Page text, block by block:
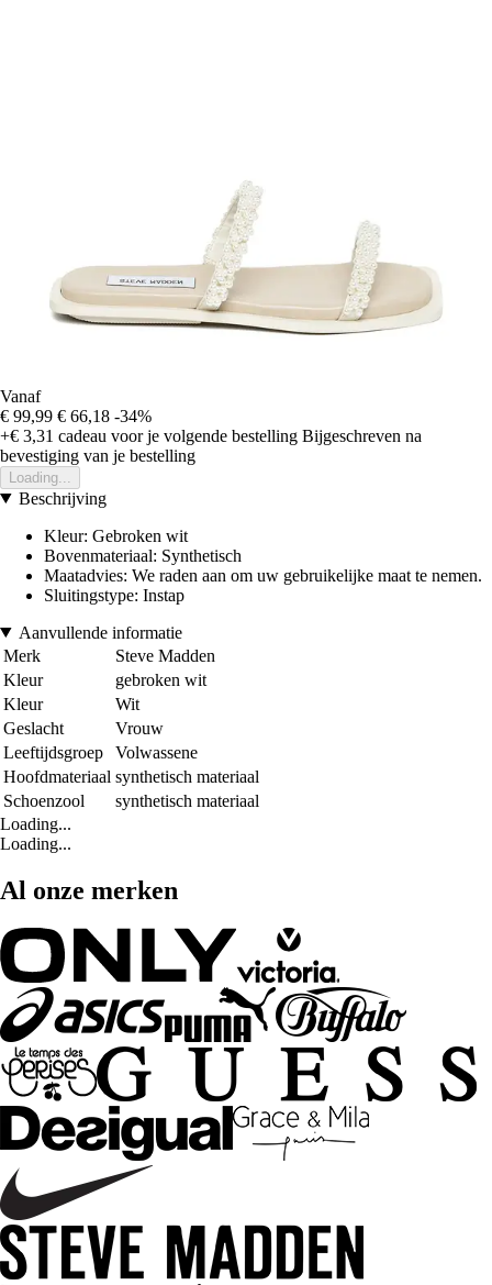
Vanaf
€ 99,99 € 66,18 -34%
+€ 3,31 cadeau voor je volgende bestelling Bijgeschreven na
bevestiging van je bestelling
Loading...
Beschrijving
Kleur: Gebroken wit
Bovenmateriaal: Synthetisch
Maatadvies: We raden aan om uw gebruikelijke maat te nemen.
Sluitingstype: Instap
Aanvullende informatie
Merk
Steve Madden
Kleur
gebroken wit
Kleur
Wit
Geslacht
Vrouw
Leeftijdsgroep
Volwassene
Hoofdmateriaal synthetisch materiaal
Schoenzool
synthetisch materiaal
Loading...
Loading...
Al onze merken